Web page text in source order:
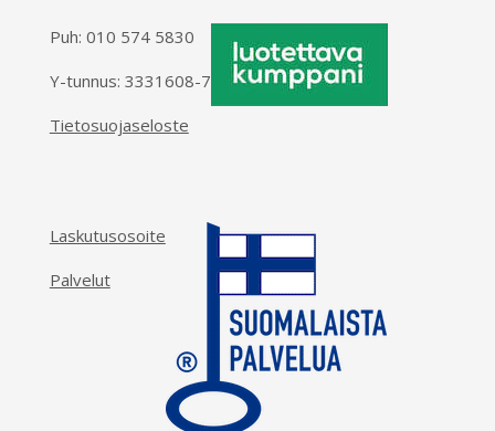
Puh: 010 574 5830
Y-tunnus: 3331608-7
Tietosuojaseloste
Laskutusosoite
Palvelut